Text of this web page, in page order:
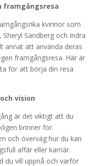
framgångsresa
kvinnor som
Sandberg och Indra
annat att använda deras
framgångsresa. Här är
för att börja din resa
vision
är det viktigt att du
brinner för.
och överväg hur du kan
affär eller karriär.
du vill uppnå och varför